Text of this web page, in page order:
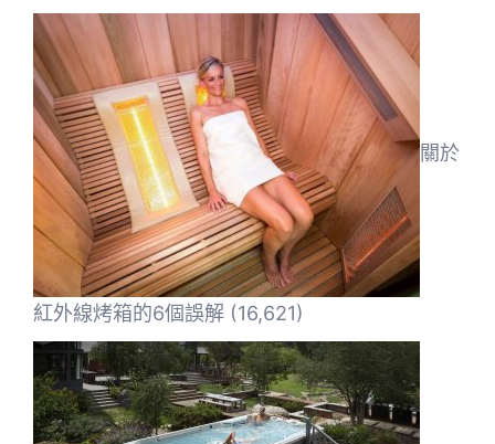
關於
紅外線烤箱的6個誤解 (16,621)